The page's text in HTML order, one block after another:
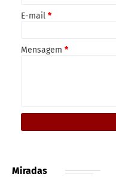
E-mail *
Mensagem *
Miradas